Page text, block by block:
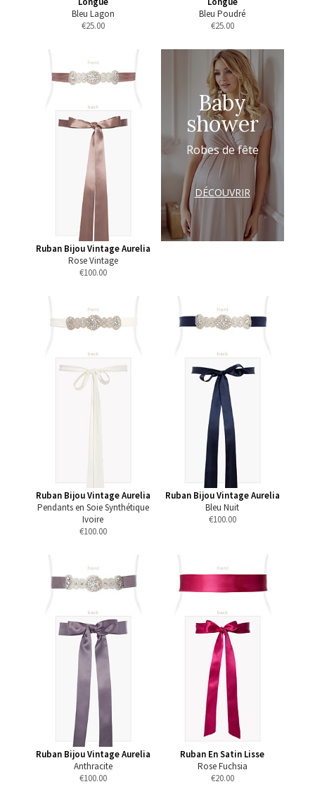
Bleu Lagon
€25.00
Bleu Poudré
€25.00
Ruban Bijou Vintage Aurelia
Rose Vintage
€100.00
Baby
shower
Robes de fête
DÉCOUVRIR
Ruban Bijou Vintage Aurelia
Pendants en Soie Synthétique
Ivoire
€100.00
Ruban Bijou Vintage Aurelia
Bleu Nuit
€100.00
Ruban Bijou Vintage Aurelia
Anthracite
€100.00
Ruban En Satin Lisse
Rose Fuchsia
€20.00